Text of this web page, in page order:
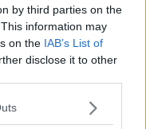
by third parties on the
information may
on the IAB’s List of
disclose it to other
one or more Google